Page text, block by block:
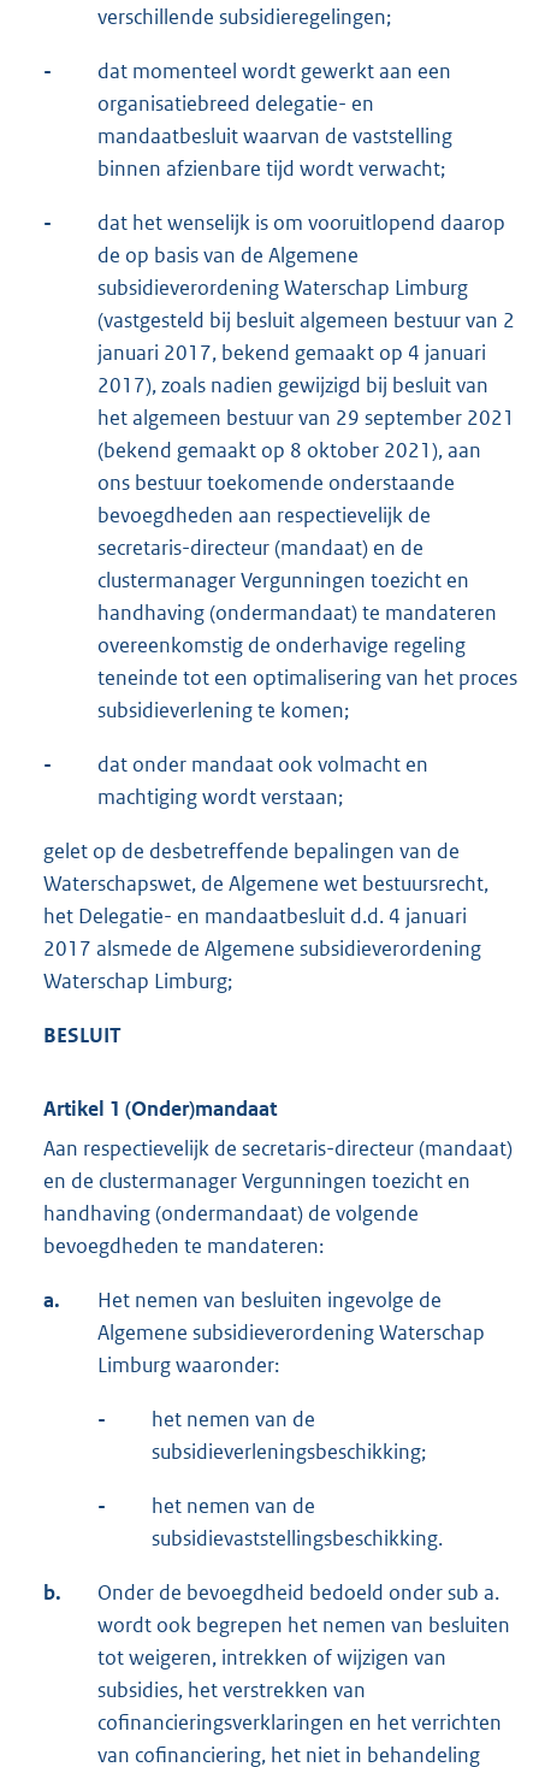
verschillende subsidieregelingen;
-
dat momenteel wordt gewerkt aan een
organisatiebreed delegatie- en
mandaatbesluit waarvan de vaststelling
binnen afzienbare tijd wordt verwacht;
-
dat het wenselijk is om vooruitlopend daarop
de op basis van de Algemene
subsidieverordening Waterschap Limburg
(vastgesteld bij besluit algemeen bestuur van 2
januari 2017, bekend gemaakt op 4 januari
2017), zoals nadien gewijzigd bij besluit van
het algemeen bestuur van 29 september 2021
(bekend gemaakt op 8 oktober 2021), aan
ons bestuur toekomende onderstaande
bevoegdheden aan respectievelijk de
secretaris-directeur (mandaat) en de
clustermanager Vergunningen toezicht en
handhaving (ondermandaat) te mandateren
overeenkomstig de onderhavige regeling
teneinde tot een optimalisering van het proces
subsidieverlening te komen;
-
dat onder mandaat ook volmacht en
machtiging wordt verstaan;
gelet op de desbetreffende bepalingen van de
Waterschapswet, de Algemene wet bestuursrecht,
het Delegatie- en mandaatbesluit d.d. 4 januari
2017 alsmede de Algemene subsidieverordening
Waterschap Limburg;
BESLUIT
Artikel 1 (Onder)mandaat
Aan respectievelijk de secretaris-directeur (mandaat)
en de clustermanager Vergunningen toezicht en
handhaving (ondermandaat) de volgende
bevoegdheden te mandateren:
a.
Het nemen van besluiten ingevolge de
Algemene subsidieverordening Waterschap
Limburg waaronder:
-
het nemen van de
subsidieverleningsbeschikking;
-
het nemen van de
subsidievaststellingsbeschikking.
b.
Onder de bevoegdheid bedoeld onder sub a.
wordt ook begrepen het nemen van besluiten
tot weigeren, intrekken of wijzigen van
subsidies, het verstrekken van
cofinancieringsverklaringen en het verrichten
van cofinanciering, het niet in behandeling